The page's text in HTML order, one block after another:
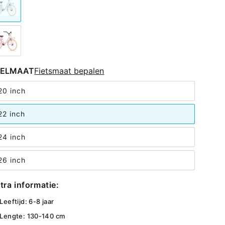
Fietsmaat bepalen
inch
inch
inch
inch
informatie:
Leeftijd: 6-8 jaar
Lengte: 130-140 cm